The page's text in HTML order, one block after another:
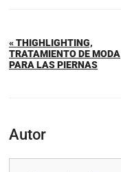
« THIGHLIGHTING,
TRATAMIENTO DE MODA
PARA LAS PIERNAS
Autor